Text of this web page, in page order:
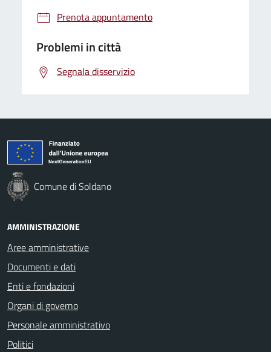
Prenota appuntamento
Problemi in città
Segnala disservizio
Comune di Soldano
AMMINISTRAZIONE
Aree amministrative
Documenti e dati
Enti e fondazioni
Organi di governo
Personale amministrativo
Politici